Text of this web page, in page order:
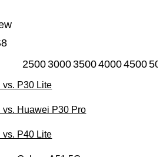
25003000350040004500
vs. P30 Lite
Huawei P30 Pro
vs. P40 Lite